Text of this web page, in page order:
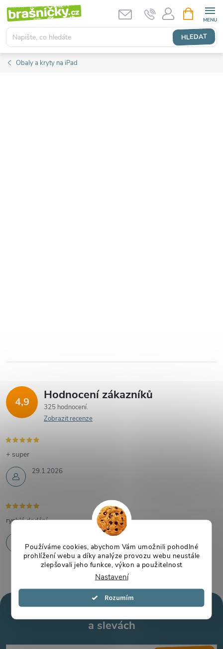
Používáme cookies, abychom Vám umožnili pohodlné
prohlížení webu a díky analýze provozu webu neustále
zlepšovali jeho funkce, výkon a použitelnost
Nastavení
Souhlasím
Přejít
obsah
HLEDAT
NÁKUPNÍ
KOŠÍK
Obaly a kryty na iPad
4,9 Hodnocení zákazníků
325 hodnocení
Zobrazit recenze
29.1.2026
+ super
rychlé dodání
Mějte přehled o novinkách
a slevách